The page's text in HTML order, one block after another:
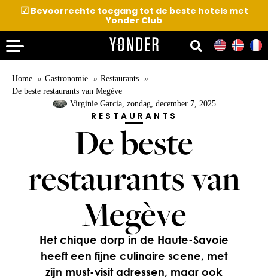
☑Bevoorrechte toegang tot de beste hotels met
Yonder Club
Home Gastronomie
Restaurants
De beste restaurants van Megève
Virginie Garcia, zondag, december 7, 2025
RESTAURANTS
De beste
restaurants van
Megève
Het chique dorp in de Haute-Savoie
heeft een fijne culinaire scene, met
zijn must-visit adressen, maar ook